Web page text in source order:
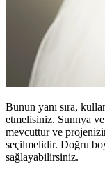
Bunun yanı sıra,
etmelisiniz. Sunnya
mevcuttur ve
seçilmelidir. Doğru
sağlayabilirsiniz.